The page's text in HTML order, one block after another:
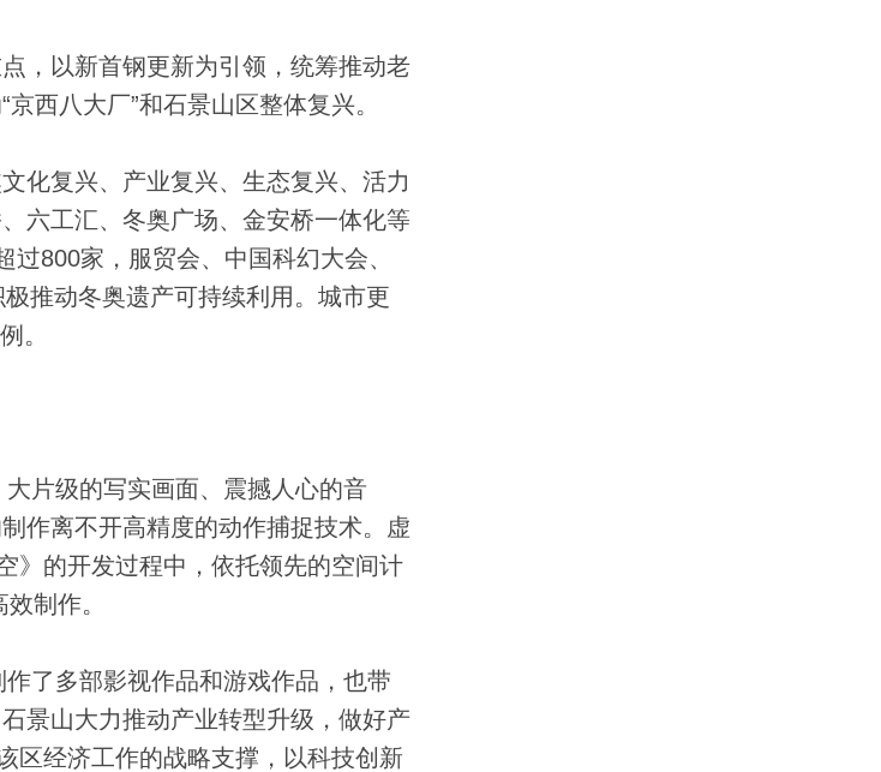
以新首钢更新为引领，统筹推动老
西八大厂”和石景山区整体复兴。
复兴、产业复兴、生态复兴、活力
六工汇、冬奥广场、金安桥一体化等
过800家，服贸会、中国科幻大会、
推动冬奥遗产可持续利用。城市更
。
片级的写实画面、震撼人心的音
作离不开高精度的动作捕捉技术。虚
》的开发过程中，依托领先的空间计
制作。
了多部影视作品和游戏作品，也带
景山大力推动产业转型升级，做好产
区经济工作的战略支撑，以科技创新